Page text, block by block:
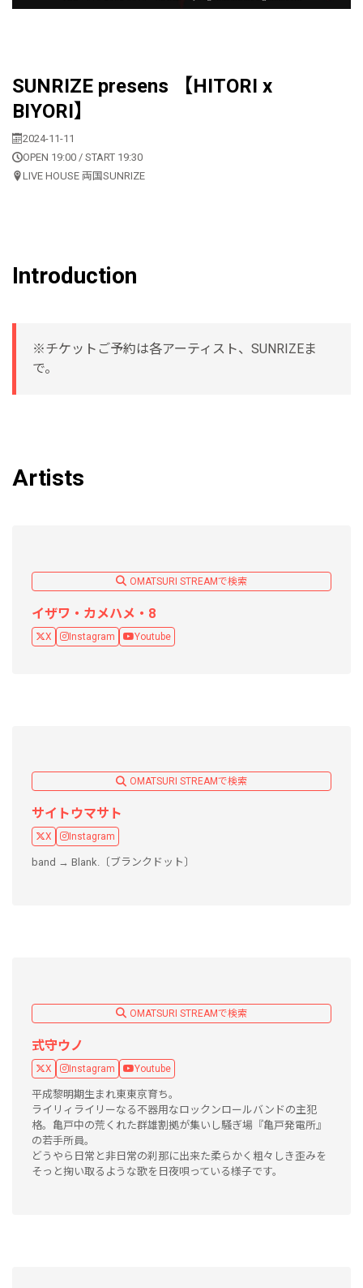
SUNRIZE presens 【HITORI x
BIYORI】
2024-11-11
OPEN 19:00 / START 19:30
LIVE HOUSE 両国SUNRIZE
Introduction
※チケットご予約は各アーティスト、SUNRIZEま
で。
Artists
OMATSURI STREAMで検索
イザワ・カメハメ・8
X Instagram Youtube
OMATSURI STREAMで検索
サイトウマサト
X Instagram
band → Blank.〔ブランクドット〕
OMATSURI STREAMで検索
式守ウノ
X Instagram Youtube
平成黎明期生まれ東東京育ち。
ライリィライリーなる不器用なロックンロールバンドの主犯
格。亀戸中の荒くれた群雄割拠が集いし騒ぎ場『亀戸発電所』
の若手所員。
どうやら日常と非日常の刹那に出来た柔らかく粗々しき歪みを
そっと掬い取るような歌を日夜唄っている様子です。